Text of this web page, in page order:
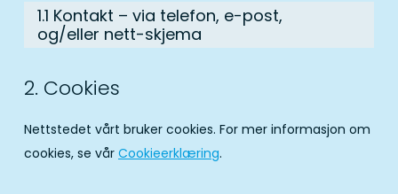
1.1 Kontakt – via telefon, e-post,
og/eller nett-skjema
2. Cookies
Nettstedet vårt bruker cookies. For mer informasjon om
cookies, se vår Cookieerklæring.